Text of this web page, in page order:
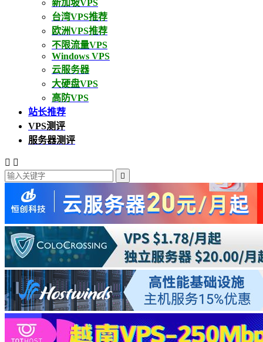
新加坡VPS
台湾VPS推荐
欧洲VPS推荐
不限流量VPS
Windows VPS
云服务器
大硬盘VPS
高防VPS
站长推荐
VPS测评
服务器测评
 
